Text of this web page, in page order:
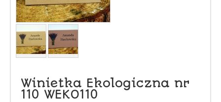
Winietka Ekologiczna nr
110 WEKO110